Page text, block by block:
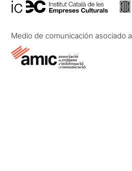
Medio de comunicación asociado a